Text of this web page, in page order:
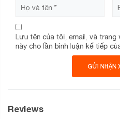
chất liệu tốt nên có khả năng
Ngoài ra, sản phẩm còn đi kèm
có thể sử dụng như 1 thẻ SD
Lưu tên của tôi, email, và
này cho lần bình luận kế tiếp
Reviews